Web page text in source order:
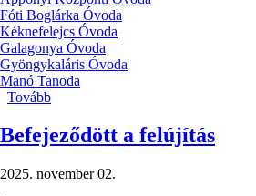
Fóti Boglárka Óvoda
Kéknefelejcs Óvoda
Galagonya Óvoda
Gyöngykaláris Óvoda
Manó Tanoda
Tovább
Befejeződött a felújítás
2025. november 02.